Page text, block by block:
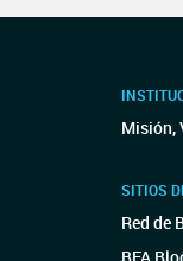
Misión,
SITIOS
Red de